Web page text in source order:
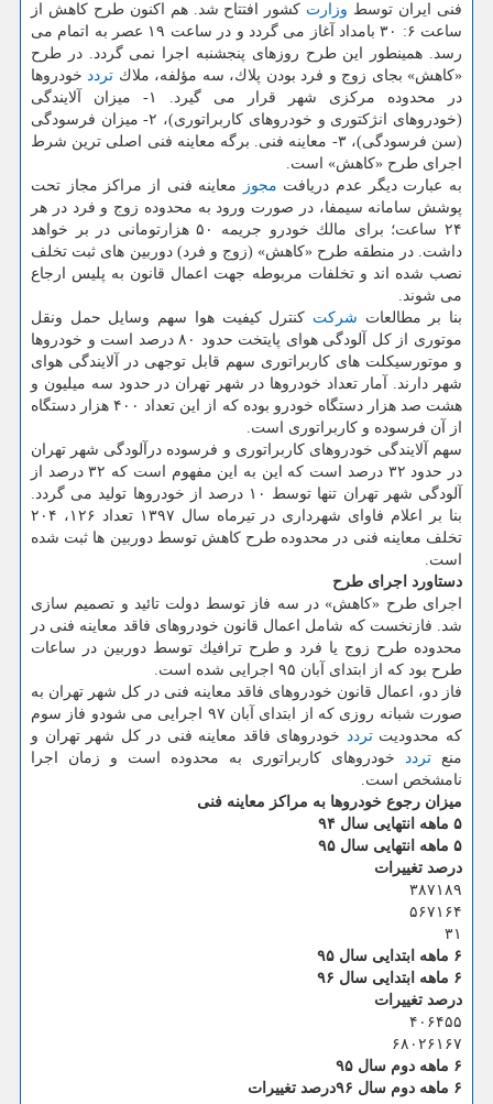
فنی ایران توسط وزارت كشور افتتاح شد. هم اكنون طرح كاهش از
ساعت ۶: ۳۰ بامداد آغاز می گردد و در ساعت ۱۹ عصر به اتمام می
رسد. همینطور این طرح روزهای پنجشنبه اجرا نمی گردد. در طرح
«كاهش» بجای زوج و فرد بودن پلاك، سه مؤلفه، ملاك تردد خودروها
در محدوده مركزی شهر قرار می گیرد. ۱- میزان آلایندگی
(خودروهای انژكتوری و خودروهای كاربراتوری)، ۲- میزان فرسودگی
(سن فرسودگی)، ۳- معاینه فنی. برگه معاینه فنی اصلی ترین شرط
اجرای طرح «كاهش» است.
به عبارت دیگر عدم دریافت مجوز
معاینه فنی از مراكز مجاز تحت
پوشش سامانه سیمفا، در صورت ورود به محدوده زوج و فرد در هر
۲۴ ساعت؛ برای مالك خودرو جریمه ۵۰ هزارتومانی در بر خواهد
داشت. در منطقه طرح «كاهش» (زوج و فرد) دوربین های ثبت تخلف
نصب شده اند و تخلفات مربوطه جهت اعمال قانون به پلیس ارجاع
می شوند.
بنا بر مطالعات شركت كنترل كیفیت هوا سهم وسایل حمل ونقل
موتوری از كل آلودگی هوای پایتخت حدود ۸۰ درصد است و خودروها
و موتورسیكلت های كاربراتوری سهم قابل توجهی در آلایندگی هوای
شهر دارند. آمار تعداد خودروها در شهر تهران در حدود سه میلیون و
هشت صد هزار دستگاه خودرو بوده كه از این تعداد ۴۰۰ هزار دستگاه
از آن فرسوده و كاربراتوری است.
سهم آلایندگی خودروهای كاربراتوری و فرسوده درآلودگی شهر تهران
در حدود ۳۲ درصد است كه این به این مفهوم است كه ۳۲ درصد از
آلودگی شهر تهران تنها توسط ۱۰ درصد از خودروها تولید می گردد.
بنا بر اعلام فاوای شهرداری در تیرماه سال ۱۳۹۷ تعداد ۱۲۶، ۲۰۴
تخلف معاینه فنی در محدوده طرح كاهش توسط دوربین ها ثبت شده
است.
دستاورد اجرای طرح
اجرای طرح «كاهش» در سه فاز توسط دولت تائید و تصمیم سازی
شد. فازنخست كه شامل اعمال قانون خودروهای فاقد معاینه فنی در
محدوده طرح زوج یا فرد و طرح ترافیك توسط دوربین در ساعات
طرح بود كه از ابتدای آبان ۹۵ اجرایی شده است.
فاز­ دو، اعمال قانون خودروهای فاقد معاینه فنی در كل شهر تهران به
صورت شبانه روزی كه از ابتدای آبان ۹۷ اجرایی می ­شودو فاز ­سوم
كه محدودیتتردد خودروهای فاقد معاینه فنی در كل شهر تهران و
منع تردد
خودروهای كاربراتوری به محدوده است و زمان اجرا
نامشخص است.
میزان رجوع خودروها به مراكز معاینه فنی
۵ ماهه انتهایی سال ۹۴
۵ ماهه انتهایی سال ۹۵
درصد تغییرات
۳۸۷۱۸۹
۵۶۷۱۶۴
۳۱
۶ ماهه ابتدایی سال ۹۵
۶ ماهه ابتدایی سال ۹۶
درصد تغییرات
۴۰۶۴۵۵
۶۸۰۲۶۱۶۷
۶ ماهه دوم سال ۹۵
۶ ماهه دوم سال ۹۶
درصد تغییرات